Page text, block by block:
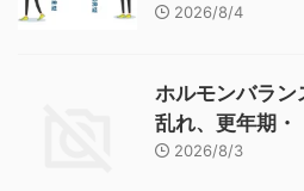
2026/8/4
ホルモンバラン
乱れ、更年期・
2026/8/3